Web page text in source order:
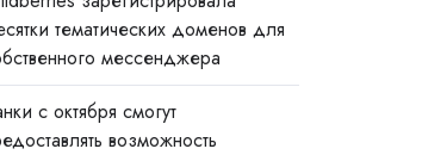
тематических доменов для
мессенджера
с октября смогут
возможность